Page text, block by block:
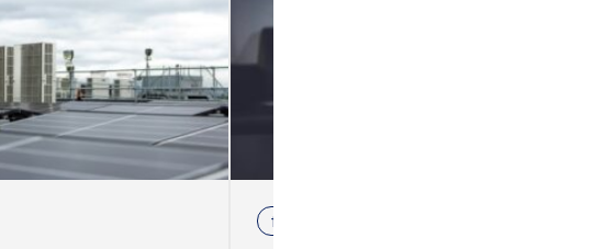
formació